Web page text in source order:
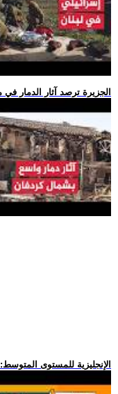
.. الجزيرة ترصد آثار الدمار
.. الإنجليزية للمستوى